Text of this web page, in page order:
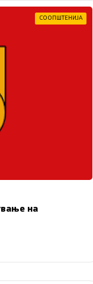
СООПШТЕНИЈА
на